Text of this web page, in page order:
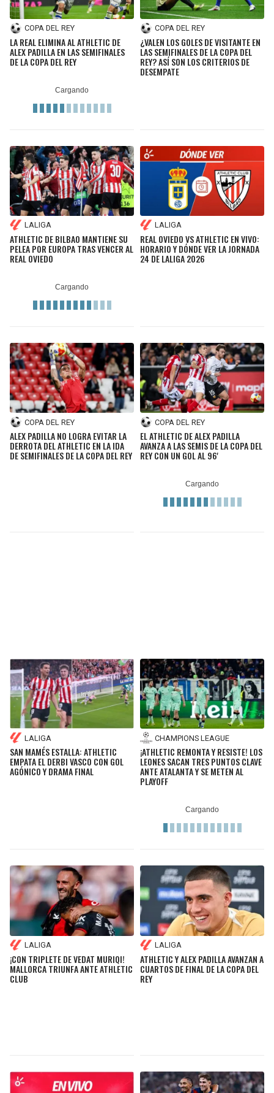
COPA DEL REY
LA REAL ELIMINA AL ATHLETIC DE
ALEX PADILLA EN LAS SEMIFINALES
DE LA COPA DEL REY
COPA DEL REY
¿VALEN LOS GOLES DE VISITANTE EN
LAS SEMIFINALES DE LA COPA DEL
REY? ASÍ SON LOS CRITERIOS DE
DESEMPATE
LALIGA
ATHLETIC DE BILBAO MANTIENE SU
PELEA POR EUROPA TRAS VENCER AL
REAL OVIEDO
LALIGA
REAL OVIEDO VS ATHLETIC EN VIVO:
HORARIO Y DÓNDE VER LA JORNADA
24 DE LALIGA 2026
COPA DEL REY
ALEX PADILLA NO LOGRA EVITAR LA
DERROTA DEL ATHLETIC EN LA IDA
DE SEMIFINALES DE LA COPA DEL REY
COPA DEL REY
EL ATHLETIC DE ALEX PADILLA
AVANZA A LAS SEMIS DE LA COPA DEL
REY CON UN GOL AL 96'
LALIGA
SAN MAMÉS ESTALLA: ATHLETIC
EMPATA EL DERBI VASCO CON GOL
AGÓNICO Y DRAMA FINAL
CHAMPIONS LEAGUE
¡ATHLETIC REMONTA Y RESISTE! LOS
LEONES SACAN TRES PUNTOS CLAVE
ANTE ATALANTA Y SE METEN AL
PLAYOFF
LALIGA
¡CON TRIPLETE DE VEDAT MURIQI!
MALLORCA TRIUNFA ANTE ATHLETIC
CLUB
LALIGA
ATHLETIC Y ALEX PADILLA AVANZAN A
CUARTOS DE FINAL DE LA COPA DEL
REY